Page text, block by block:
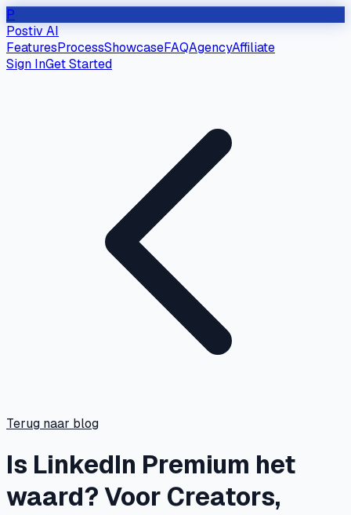
P
Postiv AI
FeaturesProcessShowcaseFAQAgencyAffiliate
Sign InGet Started
Terug naar blog
Is LinkedIn Premium het
waard? Voor Creators,